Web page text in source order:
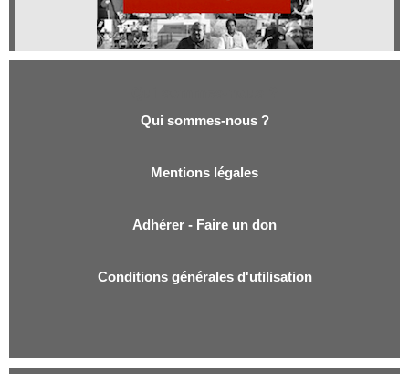
Qui sommes-nous ?
Mentions légales
Adhérer - Faire un don
Conditions générales d'utilisation